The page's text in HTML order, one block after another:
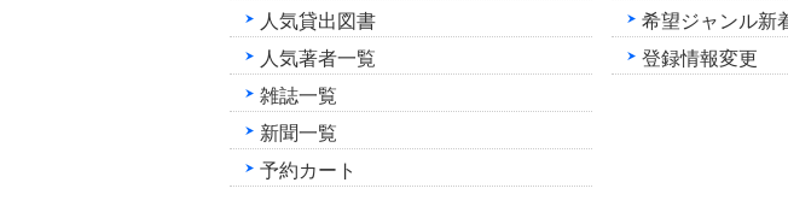
人気貸出図書
人気著者一覧
雑誌一覧
新聞一覧
予約カート
希望ジャンル新
登録情報変更